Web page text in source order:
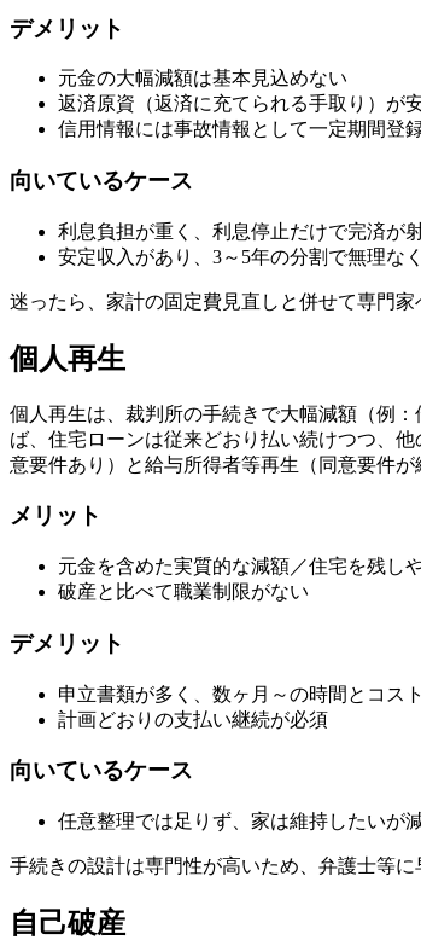
デメリット
元金の大幅減額は基本見込めない
返済原資（返済に充てられる手取り）が
信用情報には事故情報として一定期間登
向いているケース
利息負担が重く、利息停止だけで完済が
安定収入があり、3～5年の分割で無理な
迷ったら、家計の固定費見直しと併せて専門家
個人再生
個人再生は、裁判所の手続きで大幅減額（例
ば、住宅ローンは従来どおり払い続けつつ、
意要件あり）と給与所得者等再生（同意要件が
メリット
元金を含めた実質的な減額／住宅を残し
破産と比べて職業制限がない
デメリット
申立書類が多く、数ヶ月～の時間とコスト
計画どおりの支払い継続が必須
向いているケース
任意整理では足りず、家は維持したいが
手続きの設計は専門性が高いため、弁護士等
自己破産